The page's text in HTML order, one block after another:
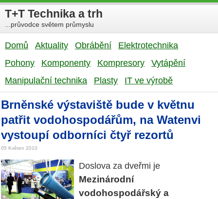
T+T Technika a trh
...průvodce světem průmyslu
Domů Aktuality Obrábění
Elektrotechnika
Pohony
Komponenty Kompresory
Vytápění
Manipulační technika
Plasty IT ve výrobě
Brněnské výstaviště bude v květnu
patřit vodohospodářům, na Watenvi
vystoupí odborníci čtyř rezortů
05 Květen 2010
Doslova za dveřmi je
Mezinárodní
vodohospodářský a